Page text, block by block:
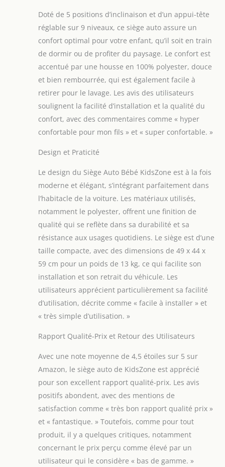
36 kg isofix grandit
avec votre enfant et
s’ajuste
parfaitement à
chaque âge pour
une posture
ergonomique
Protection latérale
avancée: offre une
protection latérale
renforcée en
absorbant les chocs
pour une sécurité
aux épaules de
votre enfant
Installation ISOFIX
simple et rapide: Ce
siège-auto est
équipé d’un
système ISOFIX et
d’un harnais cinq
points, garantissant
une installation
sécurisée et stable
qui réduit les
Housse lavable en
machine: Si vous
le siège auto, vous
retirer la housse et
la laver en machine
à 30 degrés Celsius
Assistance avant et
accompagnons nos
clients aussi bien
avant qu’après
l’achat, que vous
Doté de 5 positions d’inclinaison et d’un appui-tête
réglable sur 9 niveaux, ce siège auto assure un
confort optimal pour votre enfant, qu’il soit en train
de dormir ou de profiter du paysage. Le confort est
accentué par une housse en 100% polyester, douce
et bien rembourrée, qui est également facile à
retirer pour le lavage. Les avis des utilisateurs
soulignent la facilité d’installation et la qualité du
confort, avec des commentaires comme « hyper
confortable pour mon fils » et « super confortable. »
Design et Praticité
Le design du Siège Auto Bébé KidsZone est à la fois
moderne et élégant, s’intégrant parfaitement dans
l’habitacle de la voiture. Les matériaux utilisés,
notamment le polyester, offrent une finition de
qualité qui se reflète dans sa durabilité et sa
résistance aux usages quotidiens. Le siège est d’une
taille compacte, avec des dimensions de 49 x 44 x
59 cm pour un poids de 13 kg, ce qui facilite son
installation et son retrait du véhicule. Les
utilisateurs apprécient particulièrement sa facilité
d’utilisation, décrite comme « facile à installer » et
« très simple d’utilisation. »
Rapport Qualité-Prix et Retour des Utilisateurs
Avec une note moyenne de 4,5 étoiles sur 5 sur
Amazon, le siège auto de KidsZone est apprécié
pour son excellent rapport qualité-prix. Les avis
positifs abondent, avec des mentions de
satisfaction comme « très bon rapport qualité prix »
et « fantastique. » Toutefois, comme pour tout
produit, il y a quelques critiques, notamment
concernant le prix perçu comme élevé par un
utilisateur qui le considère « bas de gamme. »